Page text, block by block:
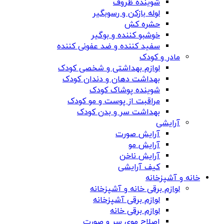
شوینده ظروف
لوله بازکن و رسوبگیر
حشره کش
خوشبو کننده و بوگیر
سفید کننده و ضد عفونی کننده
مادر و کودک
لوازم بهداشتی و شخصی کودک
بهداشت دهان و دندان کودک
شوینده پوشاک کودک
مراقبت از پوست و مو کودک
بهداشت سر و بدن کودک
آرایشی
آرایش صورت
آرایش مو
آرایش ناخن
کیف آرایشی
خانه و آشپزخانه
لوازم برقی خانه و آشپزخانه
لوازم برقی آشپزخانه
لوازم برقی خانه